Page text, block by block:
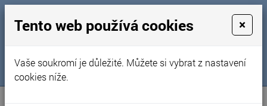
Obchodní podmínky
Sledujte nás na FB
Tento web používá cookies ×
Vaše soukromí je důležité. Můžete si vybrat z nastavení
cookies níže.